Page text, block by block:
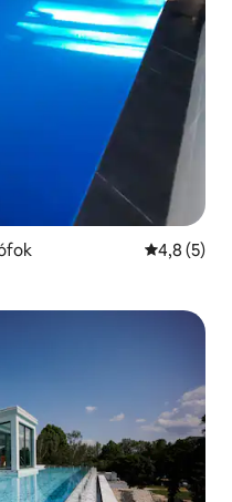
Évaluation
4,8 (5)